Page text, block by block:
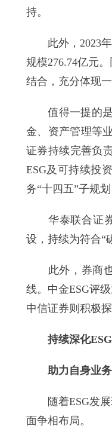
持。
此外，2023年
规模276.74亿元
结合，充分体现
值得一提的是
金、资产管理等
证券持续完善负
ESG及可持续投
务“十四五”子规
华泰联合证券
设，持续为符合“
此外，券商也
线。中金ESG评
中信证券则积极
持续深化
助力自身业
随着ESG发展
面争相布局。